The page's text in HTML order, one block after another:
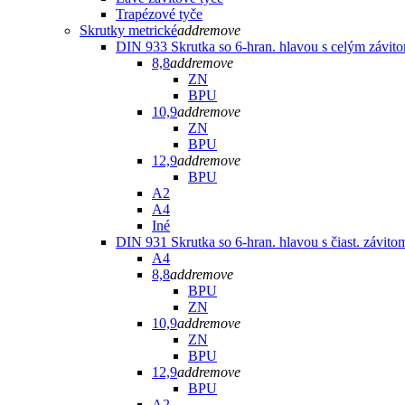
Trapézové tyče
Skrutky metrickéaddremove
DIN 933 Skrutka so 6-hran. hlavou s celým
8,8addremove
ZN
BPU
10,9addremove
ZN
BPU
12,9addremove
BPU
A2
A4
Iné
DIN 931 Skrutka so 6-hran. hlavou s čiast.
A4
8,8addremove
BPU
ZN
10,9addremove
ZN
BPU
12,9addremove
BPU